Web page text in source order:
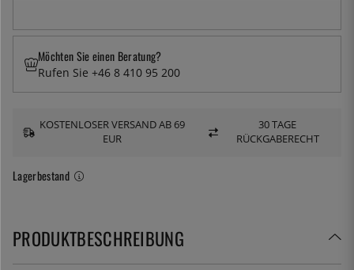
Lagerbestand
Möchten Sie einen Beratung?
Rufen Sie +46 8 410 95 200
KOSTENLOSER VERSAND AB 69
EUR
30 TAGE
RÜCKGABERECHT
PRODUKTBESCHREIBUNG